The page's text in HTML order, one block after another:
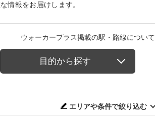
情報をお届けします。
ウォーカープラス掲載の駅・路線について
目的から探す
エリアや条件で絞り込む